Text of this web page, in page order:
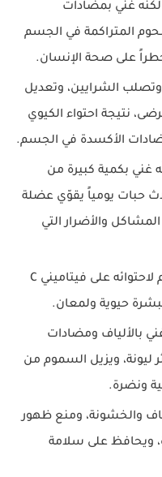
لكنّه غني بمضادات
المتراكمة في الجسم
على صحة الإنسان.
الشرايين، وتعديل
نتيجة احتواء الكيوي
الأكسدة في الجسم.
غني بكمية كبيرة من
حبات يومياً يقوّي عضلة
والأضرار التي
تجديد الجلد والخلايا في الجسم لاحتوائه على فيتاميني C
بالألياف ومضادات
ليونة، ويزيل السموم من
ونضرة.
والخشونة، ومنع ظهور
ويحافظ على سلامة